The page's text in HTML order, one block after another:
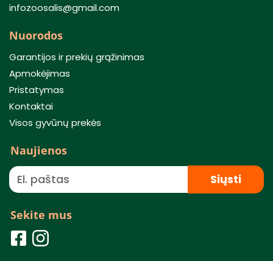
infozoosalis@gmail.com
Nuorodos
Garantijos ir prekių grąžinimas
Apmokėjimas
Pristatymas
Kontaktai
Visos gyvūnų prekės
Naujienos
Siųsti
Sekite mus